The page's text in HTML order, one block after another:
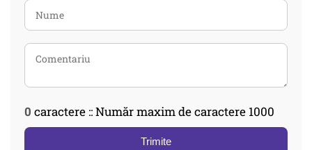
0 caractere :: Număr maxim de caractere 1000
Trimite